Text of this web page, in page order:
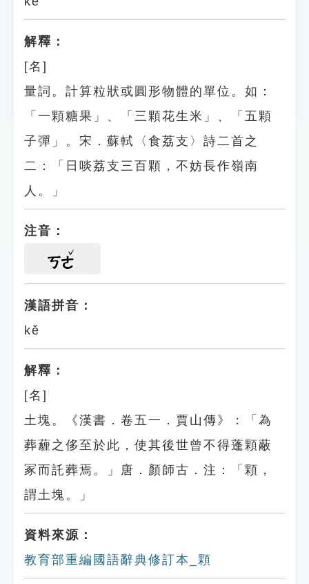
解釋：
[名]
量詞。計算粒狀或圓形物體的單位。如：
「一顆糖果」、「三顆花生米」、「五顆
子彈」。宋．蘇軾〈食荔支〉詩二首之
二：「日啖荔支三百顆，不妨長作嶺南
人。」
注音：
ㄎㄜ
漢語拼音：
kě
解釋：
[名]
土塊。《漢書．卷五一．賈山傳》：「為
葬薶之侈至於此，使其後世曾不得蓬顆蔽
冢而託葬焉。」唐．顏師古．注：「顆，
謂土塊。」
資料來源：
教育部重編國語辭典修訂本_顆